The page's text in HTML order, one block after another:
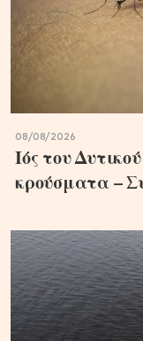
08/08/2026
Ιός του
κρούσματα –